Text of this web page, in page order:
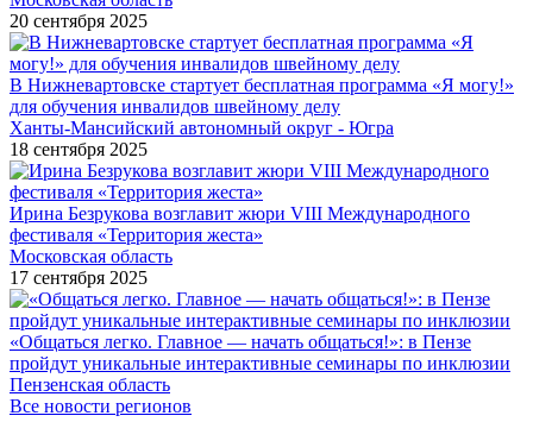
20 сентября 2025
В Нижневартовске стартует бесплатная программа «Я могу!»
для обучения инвалидов швейному делу
Ханты-Мансийский автономный округ - Югра
18 сентября 2025
Ирина Безрукова возглавит жюри VIII Международного
фестиваля «Территория жеста»
Московская область
17 сентября 2025
«Общаться легко. Главное — начать общаться!»: в Пензе
пройдут уникальные интерактивные семинары по инклюзии
Пензенская область
Все новости регионов